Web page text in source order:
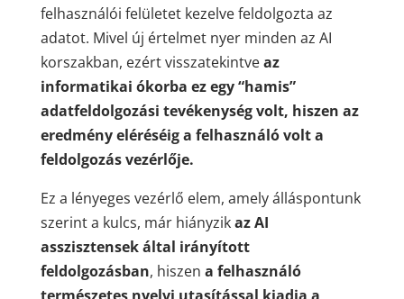
felhasználói felületet kezelve feldolgozta az
adatot. Mivel új értelmet nyer minden az AI
korszakban, ezért visszatekintveaz
informatikai ókorba ez egy “hamis”
adatfeldolgozási tevékenység volt, hiszen az
eredmény eléréséig a felhasználó volt a
feldolgozás vezérlője.
Ez a lényeges vezérlő elem, amely álláspontunk
szerint a kulcs, már hiányzikaz AI
asszisztensek által irányított
feldolgozásban, hiszen a felhasználó